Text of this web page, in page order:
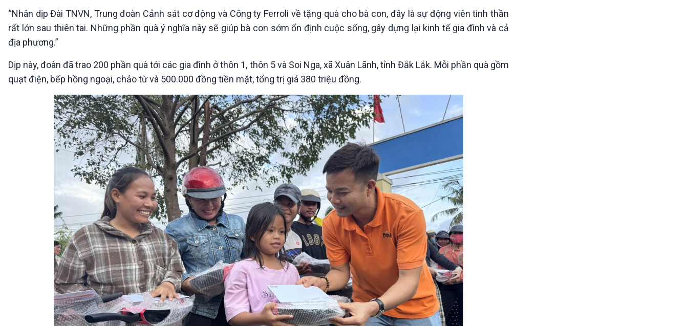
“Nhân dịp Đài TNVN, Trung đoàn Cảnh sát cơ động và Công ty Ferroli về tặng quà cho bà con, đây là sự động viên tinh thần
rất lớn sau thiên tai. Những phần quà ý nghĩa này sẽ giúp bà con sớm ổn định cuộc sống, gây dựng lại kinh tế gia đình và cả
địa phương.”
Dịp này, đoàn đã trao 200 phần quà tới các gia đình ở thôn 1, thôn 5 và Soi Nga, xã Xuân Lãnh, tỉnh Đắk Lắk. Mỗi phần quà gồm
quạt điện, bếp hồng ngoại, chảo từ và 500.000 đồng tiền mặt, tổng trị giá 380 triệu đồng.